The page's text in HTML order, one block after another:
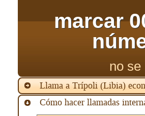
marcar
no
Llama a Trípoli (Libia)
Cómo hacer llamadas